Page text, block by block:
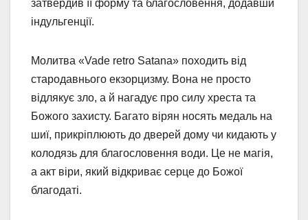
затвердив її форму та благословення, додавши
індульгенції.
Молитва «Vade retro Satana» походить від
стародавнього екзорцизму. Вона не просто
відлякує зло, а й нагадує про силу хреста та
Божого захисту. Багато вірян носять медаль на
шиї, прикріплюють до дверей дому чи кидають у
колодязь для благословення води. Це не магія,
а акт віри, який відкриває серце до Божої
благодаті.